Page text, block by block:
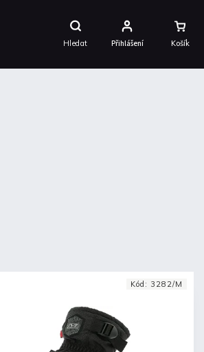
Hledat
Nákupní
Košík
Přihlášení
Kód: 3282/M